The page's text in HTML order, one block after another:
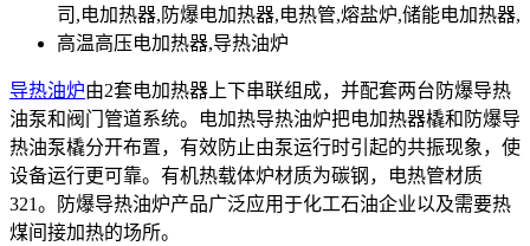
导热油炉由2套电加热器上下串联组成，并配套两台防爆导热
油泵和阀门管道系统。电加热导热油炉把电加热器橇和防爆导
热油泵橇分开布置，有效防止由泵运行时引起的共振现象，使
设备运行更可靠。有机热载体炉材质为碳钢，电热管材质
321。防爆导热油炉产品广泛应用于化工石油企业以及需要热
煤间接加热的场所。